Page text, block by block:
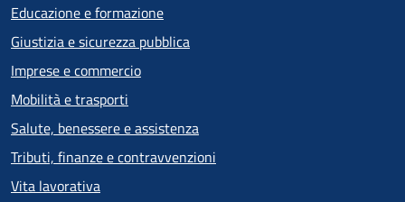
Educazione e formazione
Giustizia e sicurezza pubblica
Imprese e commercio
Mobilità e trasporti
Salute, benessere e assistenza
Tributi, finanze e contravvenzioni
Vita lavorativa